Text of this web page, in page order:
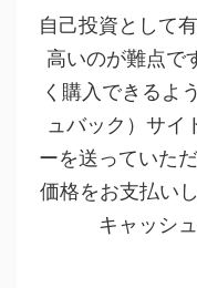
自己投資として
高いのが難点で
く購入できるよ
ュバック）サイ
ーを送っていた
価格をお支払い
キャッシ